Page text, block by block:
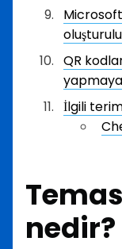
QR
yapmaya
İlgili
nedir?